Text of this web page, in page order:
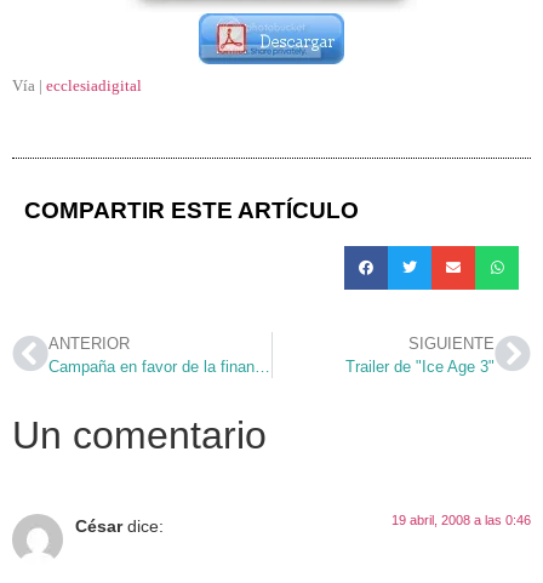
Vía | ecclesiadigital
COMPARTIR ESTE ARTÍCULO
ANTERIOR
SIGUIENTE
Trailer de "Ice Age 3"
Un comentario
César dice: 19 abril, 2008 a las 0:46